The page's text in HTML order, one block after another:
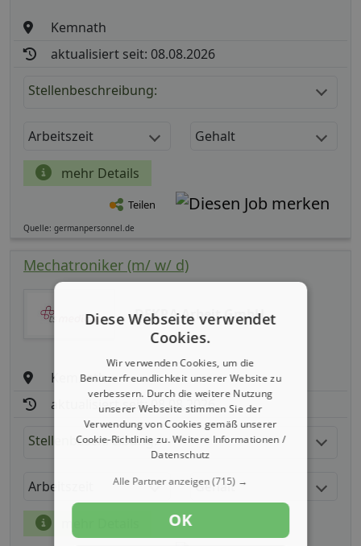
Kemnath
aktualisiert seit: 08.08.2026
Stellenbeschreibung:
Arbeitszeit Gehalt
mehr Details
Teilen
Quelle: germanpersonnel.de
Mechatroniker (m/ w/ d)
DEKRA Arbeit GmbH
Kemnath
aktualisiert seit: 08.08.2026
Stellenbeschreibung:
Arbeitszeit Gehalt
Diese Webseite verwendet
Cookies.
Wir verwenden Cookies, um die
Benutzerfreundlichkeit unserer Website zu
verbessern. Durch die weitere Nutzung
unserer Webseite stimmen Sie der
Verwendung von Cookies gemäß unserer
Cookie-Richtlinie zu.Weitere Informationen /
Datenschutz
Alle Partner anzeigen(715) →
OK